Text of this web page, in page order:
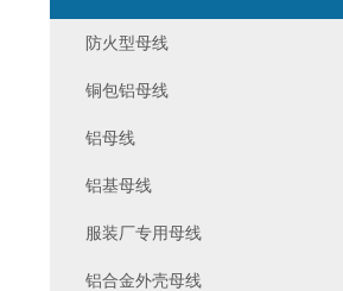
防火型母线
铜包铝母线
铝母线
铝基母线
服装厂专用母线
铝合金外壳母线